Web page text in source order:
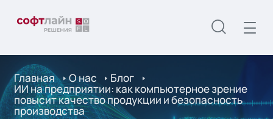
Главная О нас Блог
ИИ на предприятии: как компьютерное зрение
повысит качество продукции и безопасность
производства